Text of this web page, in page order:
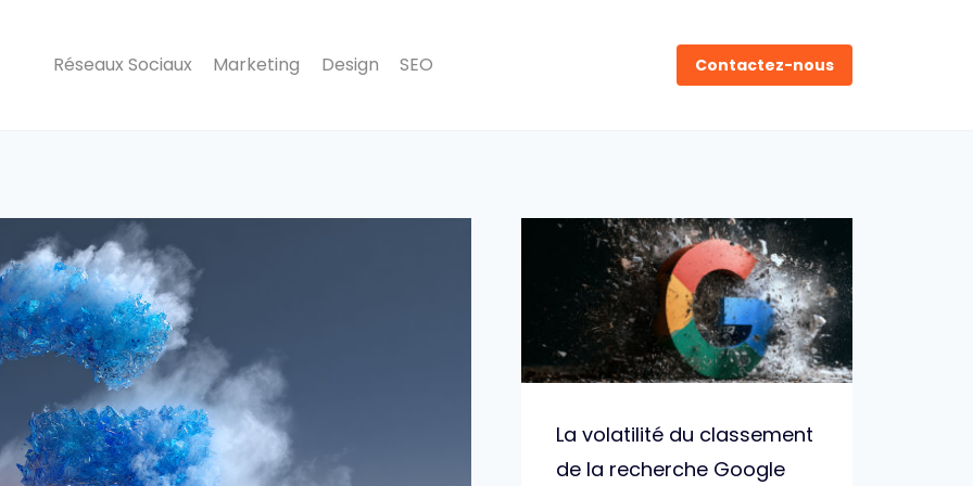
Réseaux Sociaux Marketing Design SEO Contactez-nous
La volatilité du classement
de la recherche Google